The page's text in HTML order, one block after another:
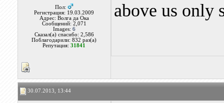
Пол:
Регистрация: 19.03.2009
Адрес: Волга да Ока
Сообщений: 2,071
Images: 6
Сказал(а) спасибо: 2,586
Поблагодарили: 832 раз(а)
Репутация:31841
above us only
30.07.2013, 13:44